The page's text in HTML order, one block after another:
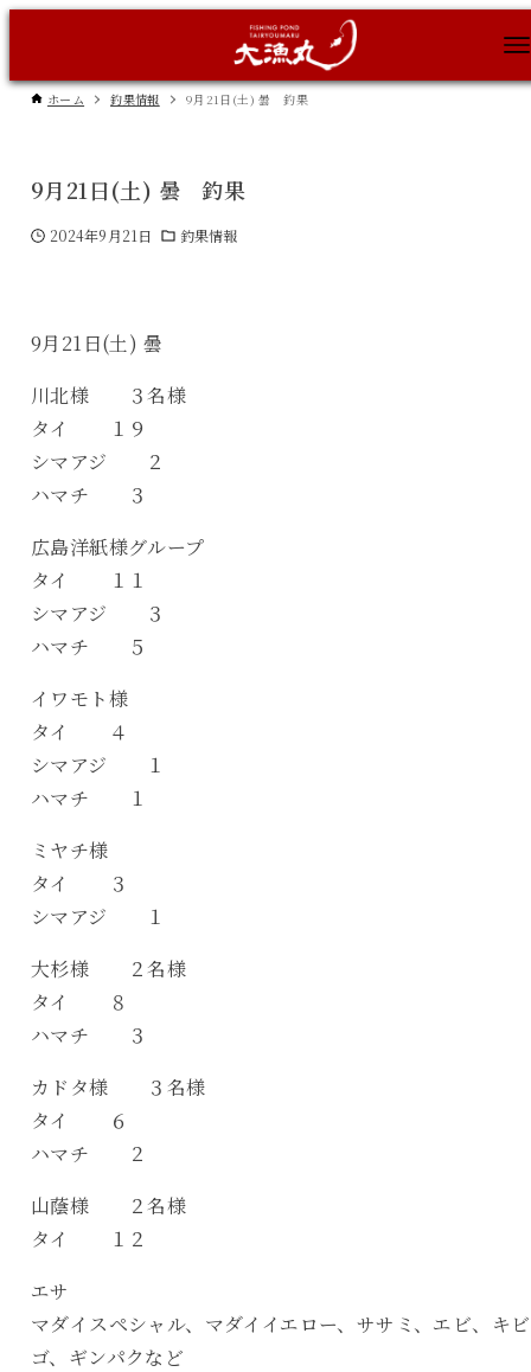
ホーム 釣果情報 9月21日(土) 曇 釣果
9月21日(土) 曇 釣果
2024年9月21日 釣果情報
9月21日(土) 曇
川北様 ３名様
タイ １９
シマアジ ２
ハマチ ３
広島洋紙様グループ
タイ １１
シマアジ ３
ハマチ ５
イワモト様
タイ ４
シマアジ １
ハマチ １
ミヤチ様
タイ ３
シマアジ １
大杉様 ２名様
タイ ８
ハマチ ３
カドタ様 ３名様
タイ ６
ハマチ ２
山蔭様 ２名様
タイ １２
エサ
マダイスペシャル、マダイイエロー、ササミ、エビ、キ
ゴ、ギンパクなど